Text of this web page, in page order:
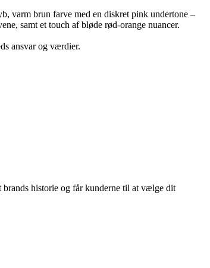
varm brun farve med en diskret pink undertone –
samt et touch af bløde rød-orange nuancer.
ansvar og værdier.
historie og får kunderne til at vælge dit